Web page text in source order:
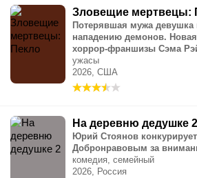
Зловещие мертвецы:
Потерявшая мужа девушка
нападению демонов. Новая
хоррор-франшизы Сэма
ужасы
2026, США
На деревню дедушке 2
Юрий Стоянов
Добронравовым за
комедия, семейный
2026, Россия